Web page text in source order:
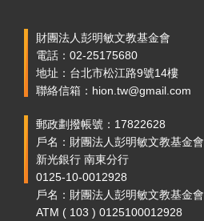
財團法人彭明敏文教基金會
電話：02-25175680
地址：台北市松江路9號14樓
聯絡信箱：hion.tw@gmail.com
郵政劃撥帳號：17822628
戶名：財團法人彭明敏文教基金會
新光銀行 南東分行
0125-10-0012928
戶名：財團法人彭明敏文教基金會
ATM ( 103 ) 0125100012928